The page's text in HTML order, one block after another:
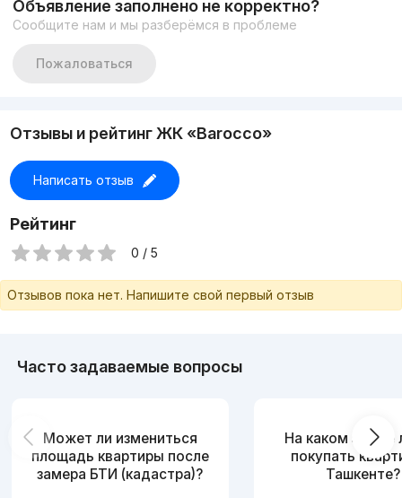
Объявление заполнено не корректно?
Сообщите нам и мы разберёмся в проблеме
Пожаловаться
Отзывы и рейтинг ЖК «Barocco»
Написать отзыв
Рейтинг
0 / 5
Отзывов пока нет. Напишите свой первый отзыв
Часто задаваемые вопросы
Может ли измениться
площадь квартиры после
замера БТИ (кадастра)?
На каком этаже
покупать
Ташкенте?